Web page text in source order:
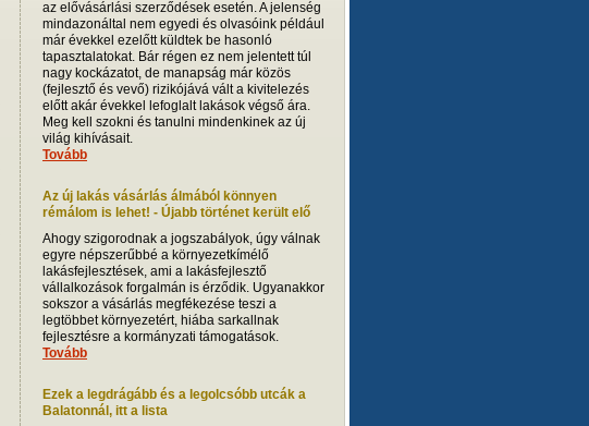
az elővásárlási szerződések esetén. A jelenség
mindazonáltal nem egyedi és olvasóink például
már évekkel ezelőtt küldtek be hasonló
tapasztalatokat. Bár régen ez nem jelentett túl
nagy kockázatot, de manapság már közös
(fejlesztő és vevő) rizikójává vált a kivitelezés
előtt akár évekkel lefoglalt lakások végső ára.
Meg kell szokni és tanulni mindenkinek az új
világ kihívásait.
Tovább
Az új lakás vásárlás álmából könnyen
rémálom is lehet! - Újabb történet került elő
Ahogy szigorodnak a jogszabályok, úgy válnak
egyre népszerűbbé a környezetkímélő
lakásfejlesztések, ami a lakásfejlesztő
vállalkozások forgalmán is érződik. Ugyanakkor
sokszor a vásárlás megfékezése teszi a
legtöbbet környezetért, hiába sarkallnak
fejlesztésre a kormányzati támogatások.
Tovább
Ezek a legdrágább és a legolcsóbb utcák a
Balatonnál, itt a lista